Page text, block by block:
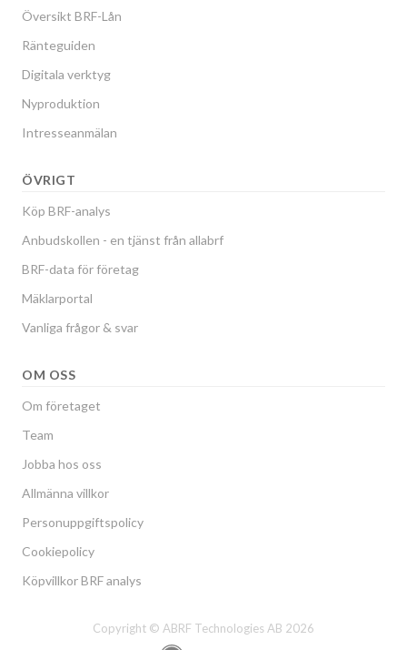
Översikt BRF-Lån
Ränteguiden
Digitala verktyg
Nyproduktion
Intresseanmälan
ÖVRIGT
Köp BRF-analys
Anbudskollen - en tjänst från allabrf
BRF-data för företag
Mäklarportal
Vanliga frågor & svar
OM OSS
Om företaget
Team
Jobba hos oss
Allmänna villkor
Personuppgiftspolicy
Cookiepolicy
Köpvillkor BRF analys
Copyright © ABRF Technologies AB 2026